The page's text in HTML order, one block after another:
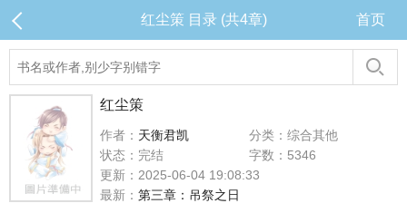
红尘策 目录 (共4章) 首页
红尘策
作者： 天衡君凯
分类：综合其他
状态：完结
字数：5346
更新：2025-06-04 19:08:33
最新： 第三章：吊祭之日